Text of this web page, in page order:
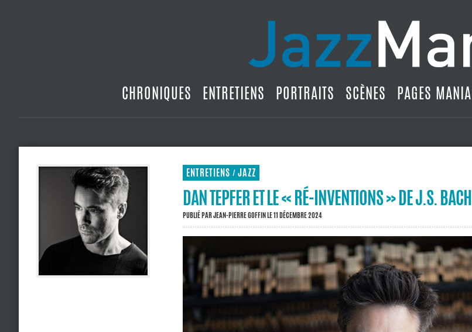
CHRONIQUES ENTRETIENS PORTRAITS SCÈNES PAGES MANIA
ENTRETIENS / JAZZ
DAN TEPFER ET LE « RÉ-INVENTIONS » DE J.S. BACH
PUBLIÉ PARJEAN-PIERRE GOFFINLE 11 DÉCEMBRE 2024